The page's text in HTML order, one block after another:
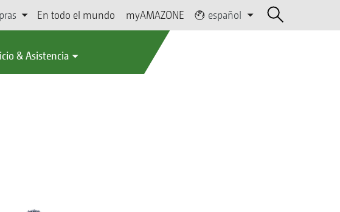
En todo el mundo myAMAZONE español
& Asistencia